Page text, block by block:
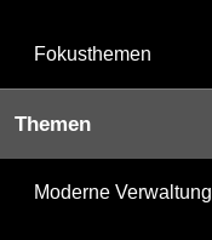
Fokusthemen
Themen
Moderne Verwaltung